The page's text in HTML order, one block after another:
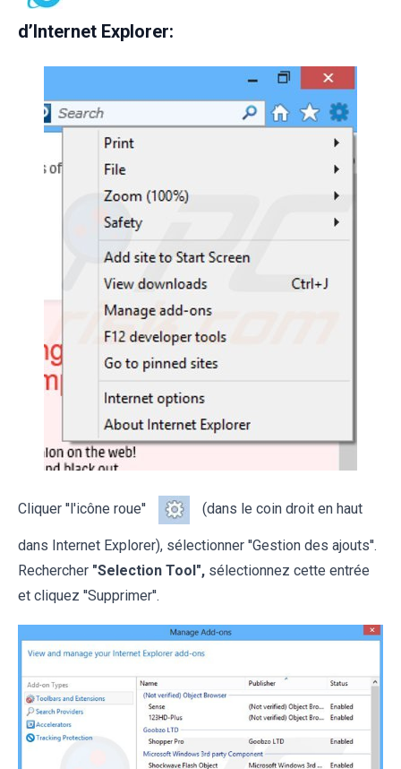
d’Internet Explorer:
Cliquer ''l'icône roue'' (dans le coin droit en haut
dans Internet Explorer), sélectionner ''Gestion des ajouts''.
Rechercher "Selection Tool", sélectionnez cette entrée
et cliquez ''Supprimer''.